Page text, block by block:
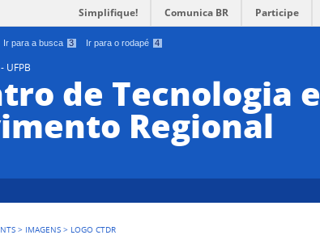
Ir para a busca 3 Ir para o rodapé 4
Simplifique! Comunica BR Participe
UFPB
de Tecnologia e
Regional
> IMAGENS > LOGO CTDR